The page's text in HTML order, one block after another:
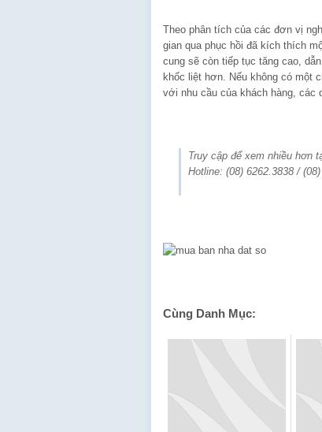
Theo phân tích của các đơn vị
gian qua phục hồi đã kích thích
cung sẽ còn tiếp tục tăng cao,
khốc liệt hơn. Nếu không có một
với nhu cầu của khách hàng, các
Truy cập để xem nhiều hơn
Hotline: (08) 6262.3838 /
Cùng Danh Mục: